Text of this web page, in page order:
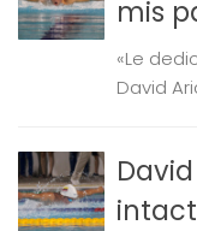
mis
«Le
David